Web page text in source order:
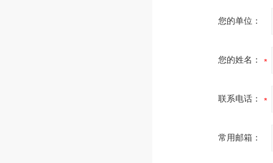
您的单位：
您的姓名：
联系电话：
常用邮箱：